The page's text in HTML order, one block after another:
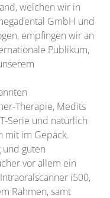
welchen wir in
GmbH und
empfingen wir an
Publikum,
Therapie, Medits
Serie und natürlich
mit im Gepäck.
guten
vor allem ein
i500,
Rahmen, samt